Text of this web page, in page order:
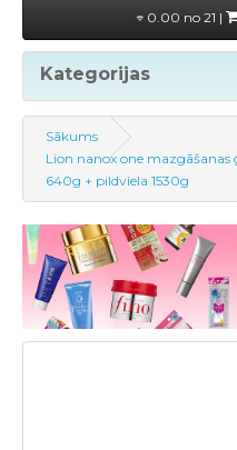
0.00 no 21 |
Kategorijas
Sākums
Lion nanox one
640g + pildviela 1530g